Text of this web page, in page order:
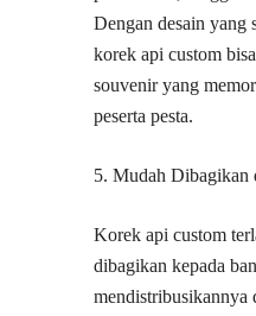
Dengan desain yang
korek api custom
souvenir yang
peserta pesta.
5. Mudah Dibagikan
Korek api custom
dibagikan kepada
mendistribusikannya